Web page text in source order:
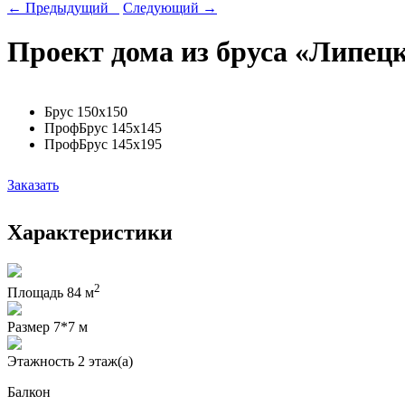
← Предыдущий Следующий →
Проект дома из бруса
Брус 150х150
ПрофБрус 145х145
ПрофБрус 145х195
Заказать
Характеристики
Площадь 84 м2
Размер 7*7 м
Этажность 2 этаж(а)
Балкон